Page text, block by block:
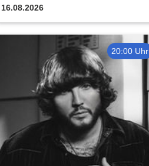
dem Meer | Zeiss Planetarium
Bochum
16.08.2026
20:00 Uhr